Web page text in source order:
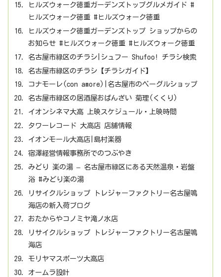
ヒルズウォーク徳重ガーデンズトップグルメガイド #
ヒルズウォーク徳重 #ヒルズウォーク徳重
ヒルズウォーク徳重ガーデンズトップ ショップからの
お知らせ #ヒルズウォーク徳重 #ヒルズウォーク徳重
名古屋市緑区のチラシ|シュフー Shufoo! チラシ検索
名古屋市緑区のチラシ【チラシガイド】
コナモーレ(con amore)|名古屋市のベーグルショップ
名古屋市緑区の居酒屋おばんざい 菊理(くくり)
イオンシネマ大高 上映スケジュール・上映時間
タワーレコード 大高店 店舗情報
イオンモール大高店|島村楽器
宿澤経営情報事務所でのつぶやき
みどり 楽の湯 – 名古屋市緑区にある天然温泉・岩盤
浴 #みどり楽の湯
リサイクルショップ トレジャーファクトリー名古屋鳴
海店の新入荷ブログ
おたからやコノミヤ滝ノ水店
リサイクルショップ トレジャーファクトリー名古屋鳴
海店
モリヤマスポーツ大高店
オームラ設計